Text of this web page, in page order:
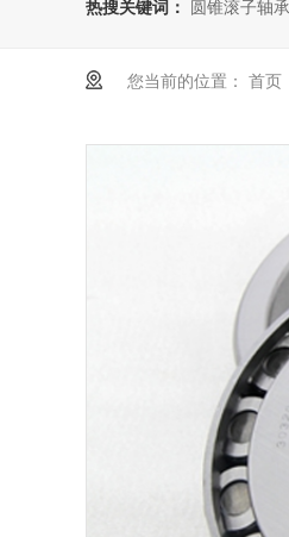
热搜关键词： 圆锥滚子轴
您当前的位置： 首页